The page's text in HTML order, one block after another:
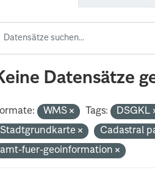
Datensätze
WMS Tags: DSGKL
Stadtgrundkarte
Cadastral
amt-fuer-geoinformation